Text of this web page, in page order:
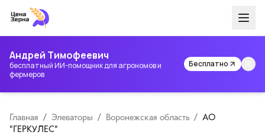
Андрей Тимофеевич
бесплатный ИИ-помощник для агрономов и
фермеров
Бесплатно
Главная / Элеваторы / Воронежская область / АО
"ГЕРКУЛЕС"